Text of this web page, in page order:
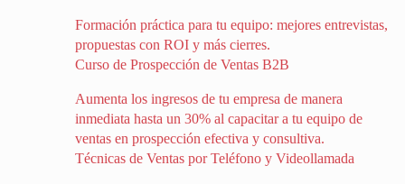
Formación práctica para tu equipo: mejores entrevistas,
propuestas con ROI y más cierres.
Curso de Prospección de Ventas B2B
Aumenta los ingresos de tu empresa de manera
inmediata hasta un 30% al capacitar a tu equipo de
ventas en prospección efectiva y consultiva.
Técnicas de Ventas por Teléfono y Videollamada